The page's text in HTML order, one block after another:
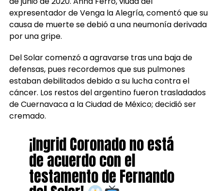
expresentador de Venga la Alegría, comentó que su
causa de muerte se debió a una neumonía derivada
por una gripe.
Del Solar comenzó a agravarse tras una baja de
defensas, pues recordemos que sus pulmones
estaban debilitados debido a su lucha contra el
cáncer. Los restos del argentino fueron trasladados
de Cuernavaca a la Ciudad de México; decidió ser
cremado.
¡Ingrid Coronado no está
de acuerdo con el
testamento de Fernando